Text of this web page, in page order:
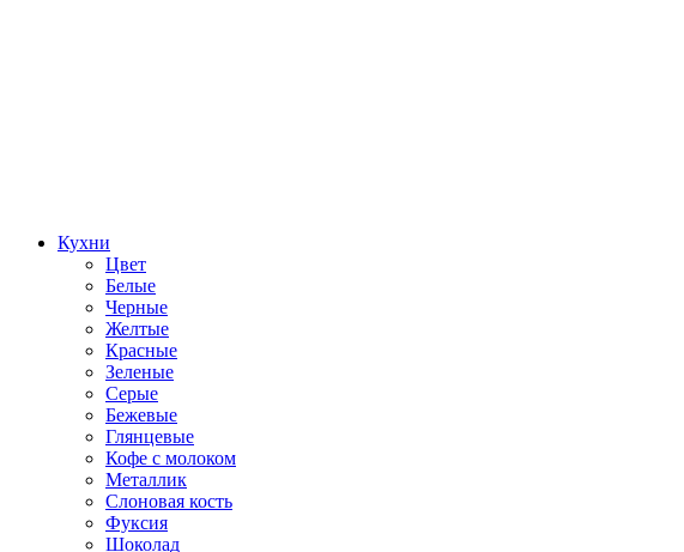
Кухни
Цвет
Белые
Черные
Желтые
Красные
Зеленые
Серые
Бежевые
Глянцевые
Кофе с молоком
Металлик
Слоновая кость
Фуксия
Шоколад